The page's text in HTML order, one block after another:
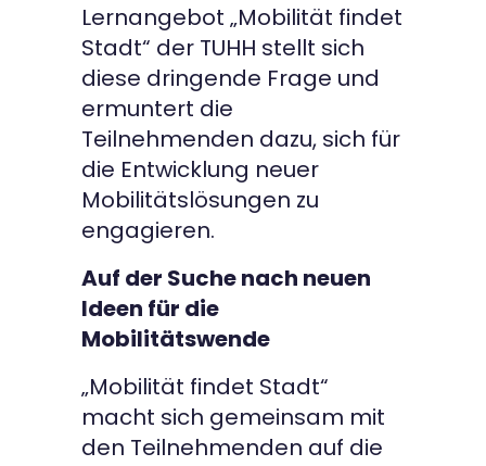
Lernangebot „Mobilität findet
Stadt“ der TUHH stellt sich
diese dringende Frage und
ermuntert die
Teilnehmenden dazu, sich für
die Entwicklung neuer
Mobilitätslösungen zu
engagieren.
Auf der Suche nach neuen
Ideen für die
Mobilitätswende
„Mobilität findet Stadt“
macht sich gemeinsam mit
den Teilnehmenden auf die